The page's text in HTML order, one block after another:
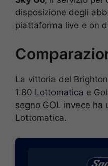
disposizione degli
piattaforma live e on
La vittoria del
1.80 Lottomatica e
segno GOL invece ha
Lottomatica.